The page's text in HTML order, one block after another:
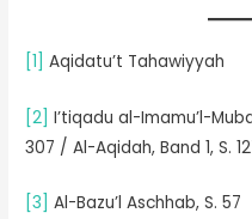
[1] Aqidatu’t Tahawiyyah
[2] I’tiqadu al-Imamu’l-
307 / Al-Aqidah, Band 1, S.
[3] Al-Bazu’l Aschhab, S. 57